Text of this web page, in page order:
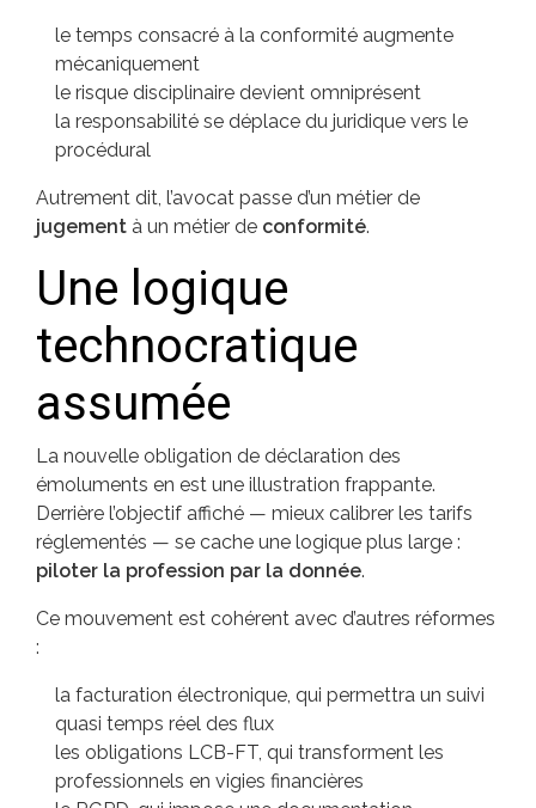
le temps consacré à la conformité augmente
mécaniquement
le risque disciplinaire devient omniprésent
la responsabilité se déplace du juridique vers le
procédural
Autrement dit, l’avocat passe d’un métier de
jugement à un métier de conformité.
Une logique
technocratique
assumée
La nouvelle obligation de déclaration des
émoluments en est une illustration frappante.
Derrière l’objectif affiché — mieux calibrer les tarifs
réglementés — se cache une logique plus large :
piloter la profession par la donnée.
Ce mouvement est cohérent avec d’autres réformes
:
la facturation électronique, qui permettra un suivi
quasi temps réel des flux
les obligations LCB-FT, qui transforment les
professionnels en vigies financières